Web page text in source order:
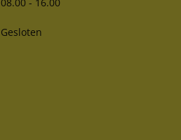
08.00 - 16.00
Gesloten